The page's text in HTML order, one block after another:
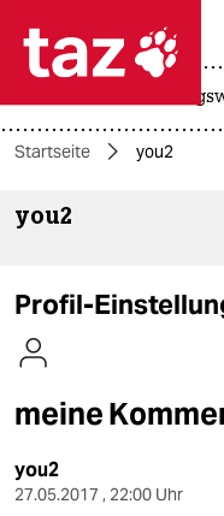

themen
kultur
sport
Startseite you2
you2
Profil-
meine
you2
27.05.2017 , 22:00 Uhr